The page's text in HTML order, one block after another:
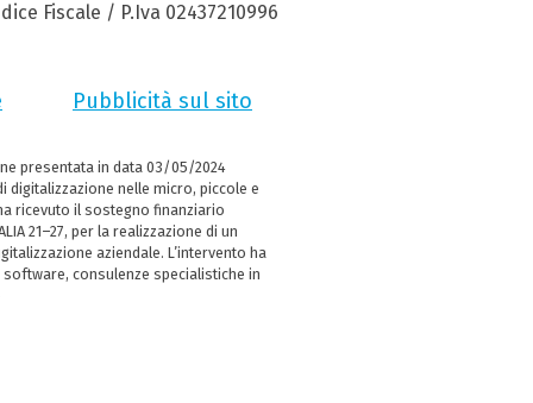
Fiscale / P.Iva 02437210996
Pubblicità sul sito
presentata in data 03/05/2024
digitalizzazione nelle micro, piccole e
ricevuto il sostegno finanziario
21–27, per la realizzazione di un
aziendale. L’intervento ha
consulenze specialistiche in